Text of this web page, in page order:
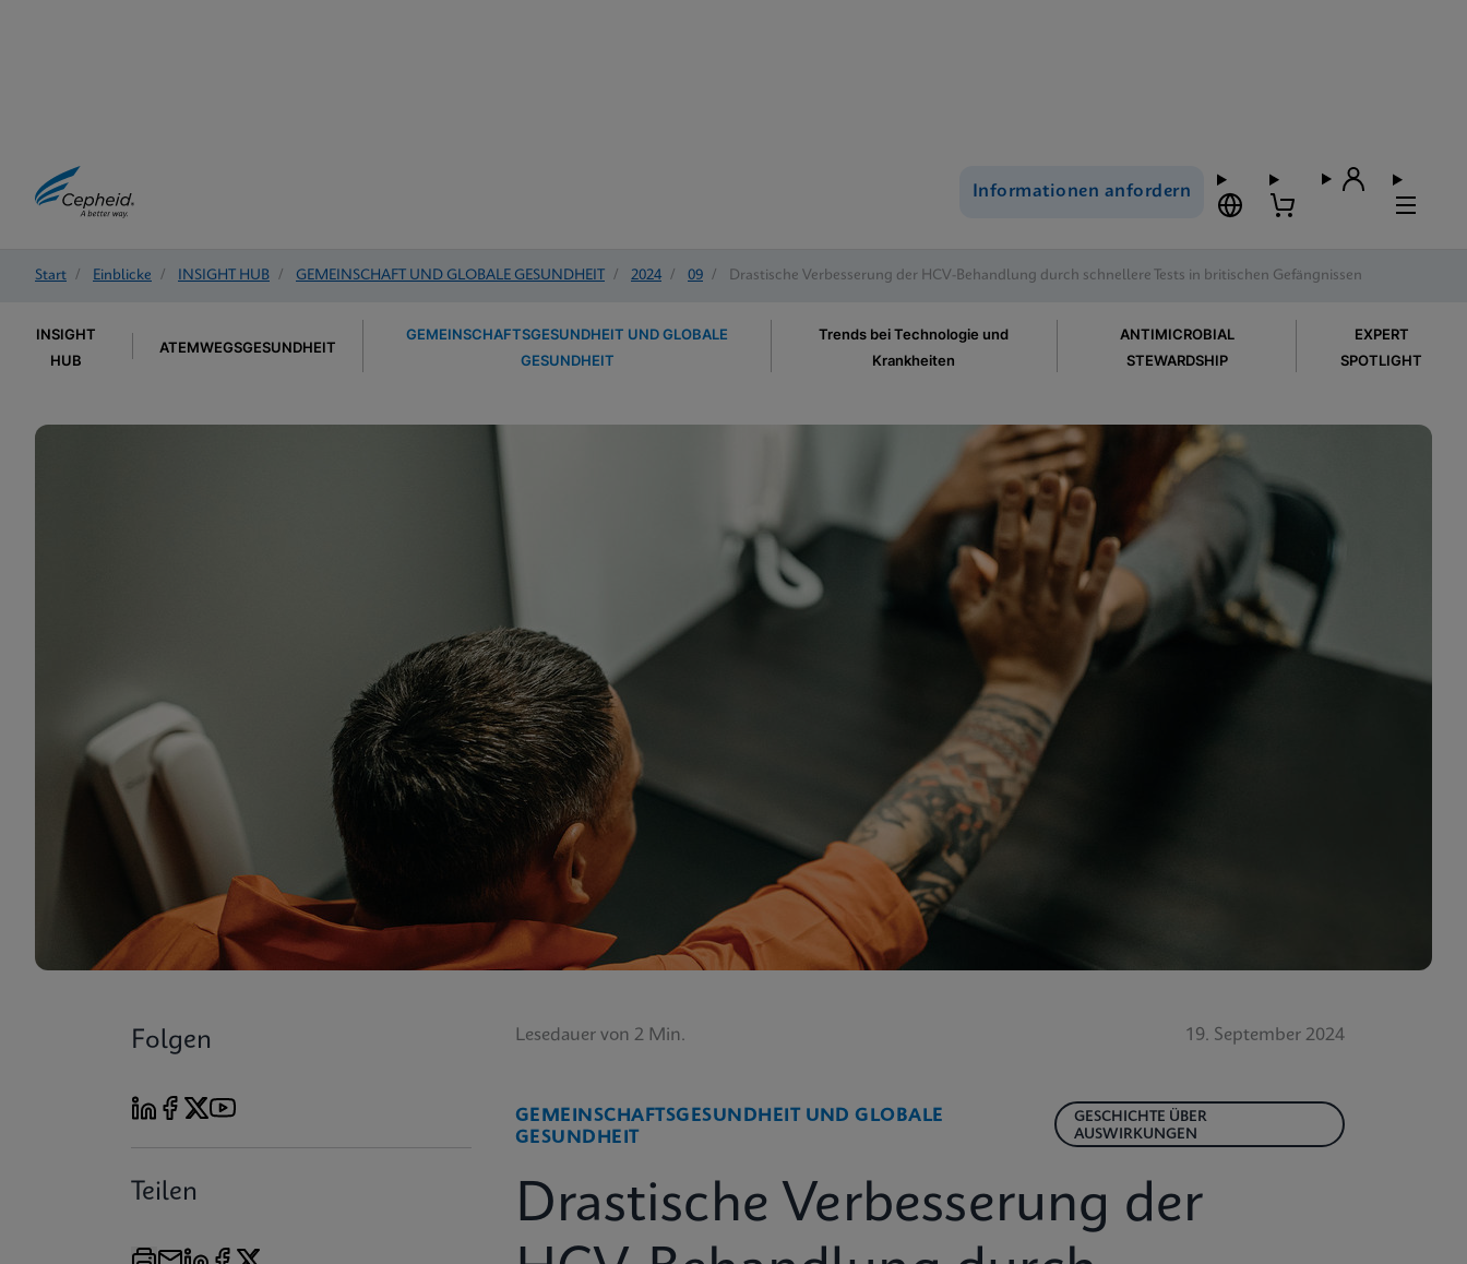
Informationen anfordern
Start / Einblicke / INSIGHT HUB / GEMEINSCHAFT UND GLOBALE GESUNDHEIT / 2024 / 09 / Drastische Verbesserung der HCV-Behandlung durch schnellere Tests in britischen Gefängnissen
INSIGHT
HUB
ATEMWEGSGESUNDHEIT
GEMEINSCHAFTSGESUNDHEIT UND GLOBALE
GESUNDHEIT
Trends bei Technologie und
Krankheiten
ANTIMICROBIAL
STEWARDSHIP
EXPERT
SPOTLIGHT
Folgen
Teilen
Lesedauer von 2 Min. 19. September 2024
GEMEINSCHAFTSGESUNDHEIT UND GLOBALE
GESUNDHEIT
GESCHICHTE ÜBER
AUSWIRKUNGEN
Drastische Verbesserung der